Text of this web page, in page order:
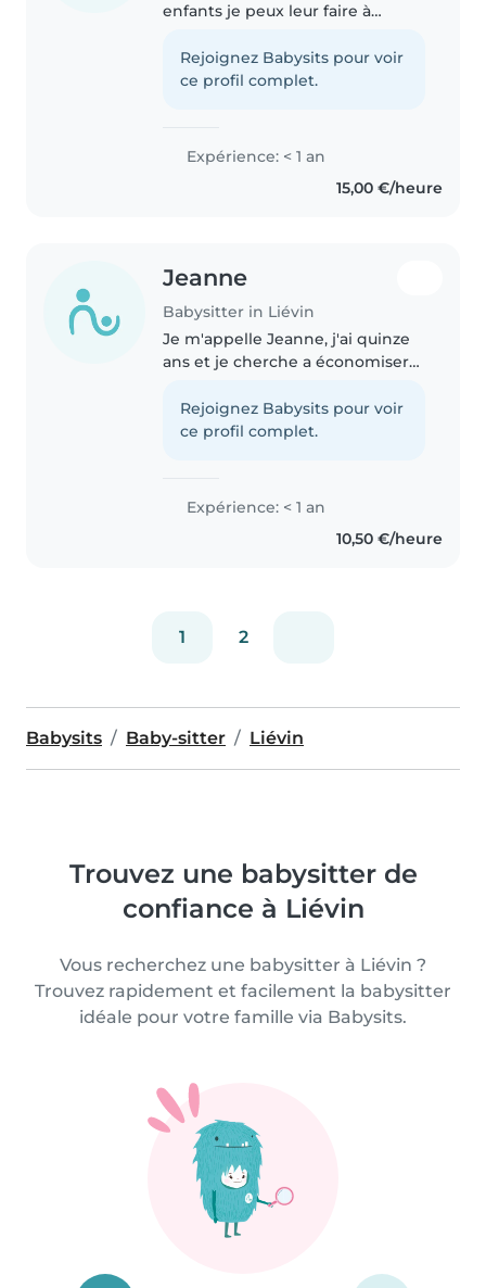
enfants je peux leur faire à
pour faire leur devoirs les coiffer
ou leur faire des coiffure et jouer
Rejoignez Babysits pour voir
ce profil complet.
Expérience: < 1 an
15,00 €/heure
Jeanne
Babysitter in Liévin
Je m'appelle Jeanne, j'ai quinze
ans et je cherche a économiser
mais également pour un voyage
que je prévois depuis peu. J'ai
Rejoignez Babysits pour voir
ce profil complet.
Expérience: < 1 an
10,50 €/heure
1 2
Babysits Baby-sitter Liévin
Trouvez une babysitter de
confiance à Liévin
Vous recherchez une babysitter à Liévin ?
Trouvez rapidement et facilement la babysitter
idéale pour votre famille via Babysits.